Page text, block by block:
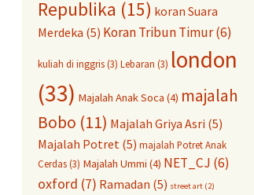
Republika (15) koran Suara
Merdeka (5) Koran Tribun Timur(6)
kuliah di inggris(3) Lebaran (3) london
(33) Majalah Anak Soca (4) majalah
Bobo (11) Majalah Griya Asri (5)
Majalah Potret (5) majalah Potret Anak
Cerdas(3) Majalah Ummi (4) NET_CJ (6)
oxford (7) Ramadan (5) street art (2)